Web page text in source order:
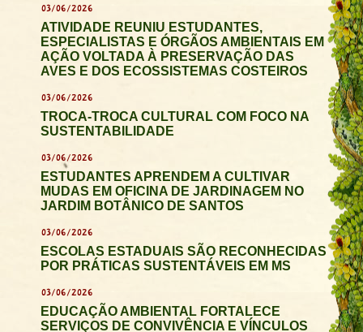
03/06/2026
ATIVIDADE REUNIU ESTUDANTES,
ESPECIALISTAS E ÓRGÃOS AMBIENTAIS EM
AÇÃO VOLTADA À PRESERVAÇÃO DAS
AVES E DOS ECOSSISTEMAS COSTEIROS
03/06/2026
TROCA-TROCA CULTURAL COM FOCO NA
SUSTENTABILIDADE
03/06/2026
ESTUDANTES APRENDEM A CULTIVAR
MUDAS EM OFICINA DE JARDINAGEM NO
JARDIM BOTÂNICO DE SANTOS
03/06/2026
ESCOLAS ESTADUAIS SÃO RECONHECIDAS
POR PRÁTICAS SUSTENTÁVEIS EM MS
03/06/2026
EDUCAÇÃO AMBIENTAL FORTALECE
SERVIÇOS DE CONVIVÊNCIA E VÍNCULOS